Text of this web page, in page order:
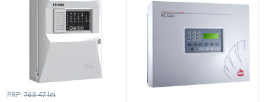
PRP: 763.47lei